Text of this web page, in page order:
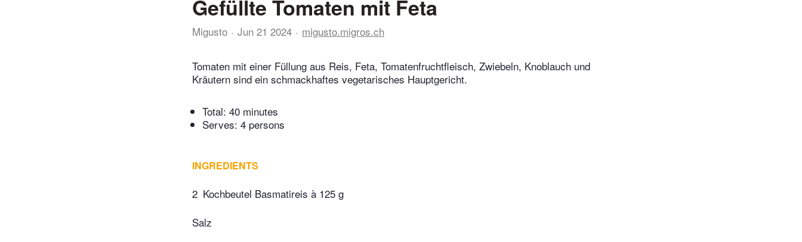
Gefüllte Tomaten mit Feta
Migusto Jun 21 2024 migusto.migros.ch
Tomaten mit einer Füllung aus Reis, Feta, Tomatenfruchtfleisch, Zwiebeln, Knoblauch und
Kräutern sind ein schmackhaftes vegetarisches Hauptgericht.
Total: 40 minutes
Serves: 4 persons
INGREDIENTS
2 Kochbeutel Basmatireis à 125 g
Salz